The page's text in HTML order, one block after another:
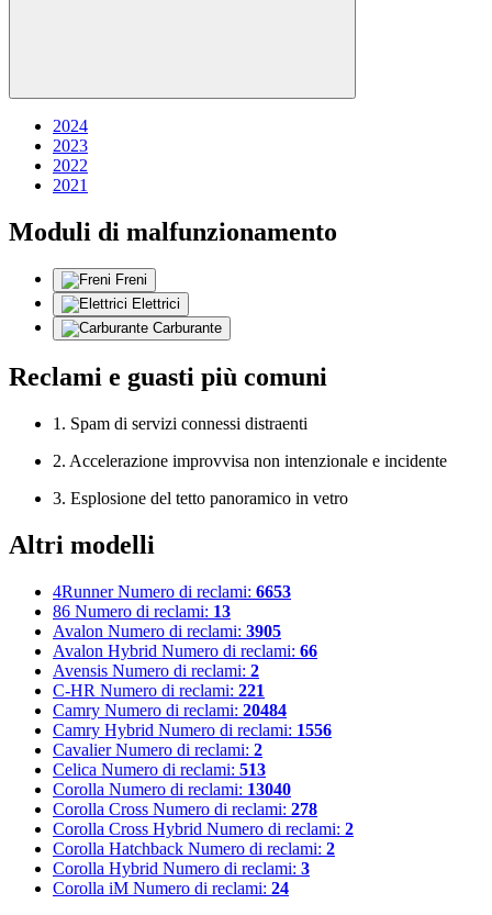
2024
2023
2022
2021
Moduli di malfunzionamento
Freni
Elettrici
Carburante
Reclami e guasti più comuni
1. Spam di servizi connessi distraenti
2. Accelerazione improvvisa non intenzionale e incidente
3. Esplosione del tetto panoramico in vetro
Altri modelli
4Runner Numero di reclami: 6653
86 Numero di reclami: 13
Avalon Numero di reclami: 3905
Avalon Hybrid Numero di reclami: 66
Avensis Numero di reclami: 2
C-HR Numero di reclami: 221
Camry Numero di reclami: 20484
Camry Hybrid Numero di reclami: 1556
Cavalier Numero di reclami: 2
Celica Numero di reclami: 513
Corolla Numero di reclami: 13040
Corolla Cross Numero di reclami: 278
Corolla Cross Hybrid Numero di reclami: 2
Corolla Hatchback Numero di reclami: 2
Corolla Hybrid Numero di reclami: 3
Corolla iM Numero di reclami: 24